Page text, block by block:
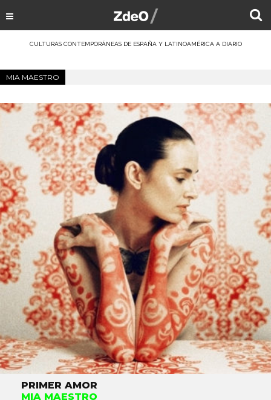
CULTURAS CONTEMPORÁNEAS DE ESPAÑA Y LATINOAMÉRICA A DIARIO
MIA MAESTRO
PRIMER AMOR
MIA MAESTRO